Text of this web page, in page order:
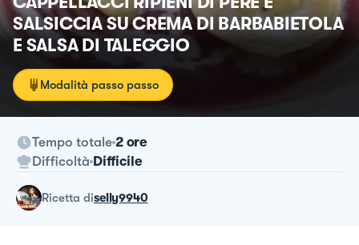
SALSICCIA SU CREMA DI BARBABIETOLA
E SALSA DI TALEGGIO
Modalità passo passo
Tempo totale 2 ore
Difficoltà Difficile
ricetta diselly9940